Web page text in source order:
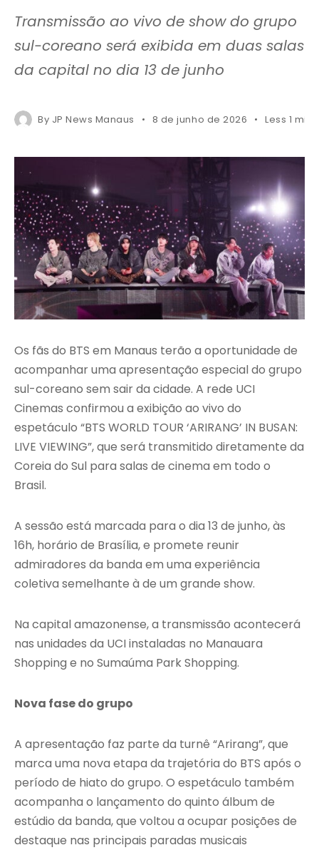
Transmissão ao vivo de show do grupo
sul-coreano será exibida em duas salas
da capital no dia 13 de junho
By JP News Manaus 8 de junho de 2026 Less 1 min
Os fãs do BTS em Manaus terão a oportunidade de
acompanhar uma apresentação especial do grupo
sul-coreano sem sair da cidade. A rede UCI
Cinemas confirmou a exibição ao vivo do
espetáculo “BTS WORLD TOUR ‘ARIRANG’ IN BUSAN:
LIVE VIEWING”, que será transmitido diretamente da
Coreia do Sul para salas de cinema em todo o
Brasil.
A sessão está marcada para o dia 13 de junho, às
16h, horário de Brasília, e promete reunir
admiradores da banda em uma experiência
coletiva semelhante à de um grande show.
Na capital amazonense, a transmissão acontecerá
nas unidades da UCI instaladas no Manauara
Shopping e no Sumaúma Park Shopping.
Nova fase do grupo
A apresentação faz parte da turnê “Arirang”, que
marca uma nova etapa da trajetória do BTS após o
período de hiato do grupo. O espetáculo também
acompanha o lançamento do quinto álbum de
estúdio da banda, que voltou a ocupar posições de
destaque nas principais paradas musicais